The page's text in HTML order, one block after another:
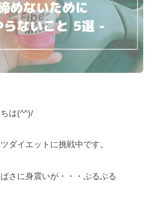
は(^^)/
ダイエットに挑戦中です。
さに身震いが・・・ぶるぶる